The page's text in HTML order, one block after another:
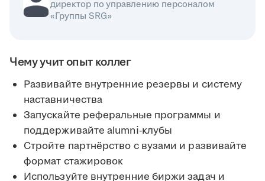
директор по управлению персоналом
«Группы SRG»
Чему учит опыт коллег
Развивайте внутренние резервы и систему
наставничества
Запускайте реферальные программы и
поддерживайте alumni-клубы
Стройте партнёрство с вузами и развивайте
формат стажировок
Используйте внутренние биржи задач и